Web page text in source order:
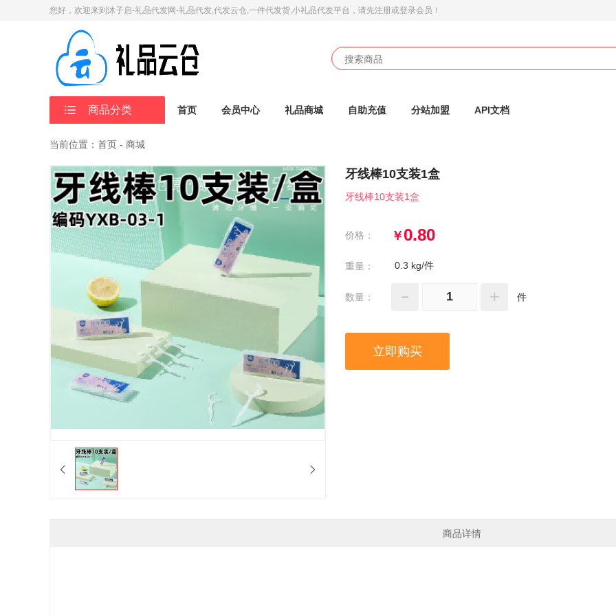
您好，欢迎来到沐子启-礼品代发网-礼品代发,代发云仓,一件代发货,小礼品代发平台 ，请先注册或登录会员！
商品分类 首页 会员中心 礼品商城 自助充值 分站加盟 API文档
当前位置：首页 - 商城
牙线棒10支装1盒
牙线棒10支装1盒
价格： ￥ 0.80
重量： 0.3 kg/件
数量： 件
立即购买
商品详情